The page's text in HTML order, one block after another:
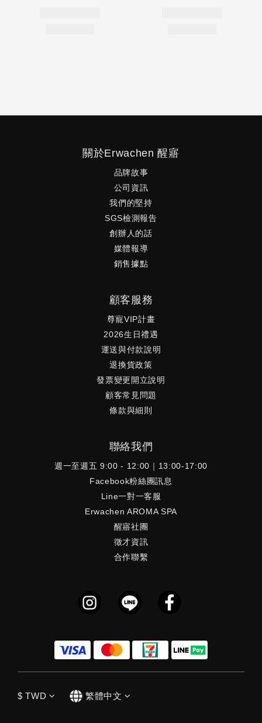
關於Erwachen 醒寤
品牌故事
公司資訊
我們的堅持
SGS檢測報告
創辦人的話
媒體報導
銷售據點
顧客服務
尊寵VIP計畫
2026生日禮遇
運送與付款說明
退換貨政策
發票變更開立說明
顧客常見問題
條款與細則
聯絡我們
週一至週五 9:00 - 12:00｜13:00-17:00
Facebook粉絲團訊息
Line一對一客服
Erwachen AROMA SPA
醒寤社團
徵才資訊
合作聯繫
$ TWD 繁體中文